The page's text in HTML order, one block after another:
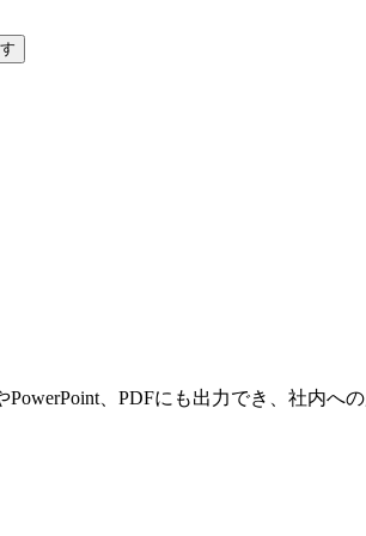
、PDFにも出力でき、社内へ